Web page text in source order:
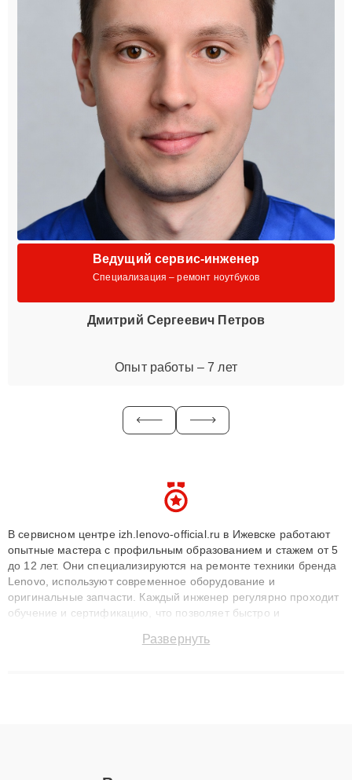
Ведущий сервис-инженер
Специализация – ремонт ноутбуков
Дмитрий Сергеевич Петров
Опыт работы – 7 лет
В сервисном центре izh.lenovo-official.ru в Ижевске работают
опытные мастера с профильным образованием и стажем от 5
до 12 лет. Они специализируются на ремонте техники бренда
Lenovo, используют современное оборудование и
оригинальные запчасти. Каждый инженер регулярно проходит
обучение и сертификацию, что позволяет быстро и
сохранением гарантии до 3 лет. Наши мастера решают
Развернуть